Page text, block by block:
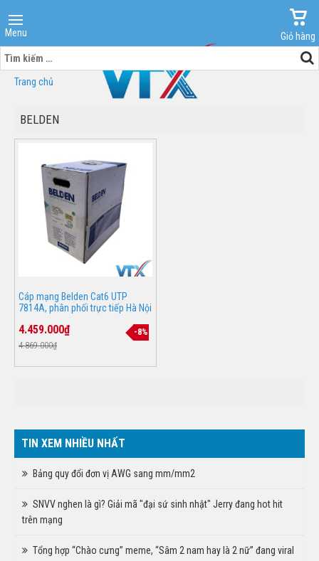
Menu
Giỏ hàng
Tìm
kiếm
cho:Trang chủ
BELDEN
Cáp mạng Belden Cat6 UTP
7814A, phân phối trực tiếp Hà Nội
4.459.000₫
4.869.000₫
-8%
TIN XEM NHIỀU NHẤT
Bảng quy đổi đơn vị AWG sang mm/mm2
SNVV nghen là gì? Giải mã "đại sứ sinh nhật" Jerry đang hot hit
trên mạng
Tổng hợp “Chào cưng” meme, “Sâm 2 nam hay là 2 nữ” đang viral